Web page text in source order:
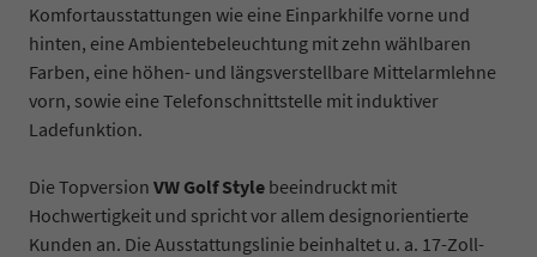
Komfortausstattungen wie eine Einparkhilfe vorne und
hinten, eine Ambientebeleuchtung mit zehn wählbaren
Farben, eine höhen- und längsverstellbare Mittelarmlehne
vorn, sowie eine Telefonschnittstelle mit induktiver
Ladefunktion.
Die Topversion VW Golf Style beeindruckt mit
Hochwertigkeit und spricht vor allem designorientierte
Kunden an. Die Ausstattungslinie beinhaltet u. a. 17-Zoll-